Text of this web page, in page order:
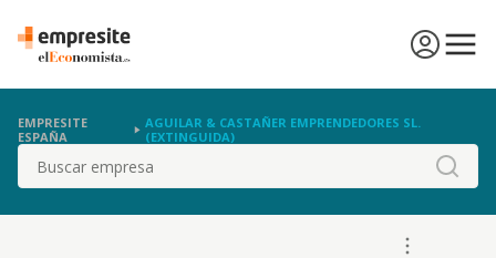
EMPRESITE
ESPAÑA
AGUILAR & CASTAÑER EMPRENDEDORES SL.
(EXTINGUIDA)
Buscar